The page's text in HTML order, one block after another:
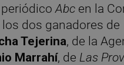
periódicoAbc en la
los dos ganadores
Tejerina, de la
Marrahí, de Las